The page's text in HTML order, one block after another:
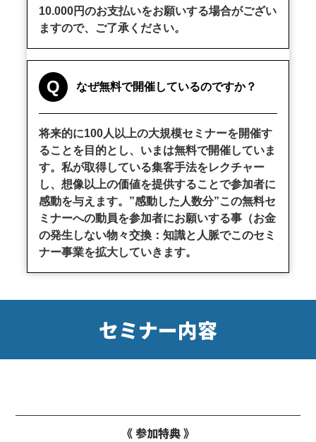
10.000円のお支払いをお願いする場合がござい
ますので、ご了承ください。
Q なぜ無料で開催しているのですか？
将来的に100人以上の大規模セミナーを開催す
ることを目的とし、いまは無料で開催していま
す。私が取得している集客手法をレクチャー
し、想像以上の価値を提供することで参加者に
感動を与えます。”感動した人数分”この無料セ
ミナーへの動員を参加者にお願いする事（お金
の発生しない物々交換：知識と人脈でこのセミ
ナー事業を拡大していきます。
セミナー内容
《 参加特典 》